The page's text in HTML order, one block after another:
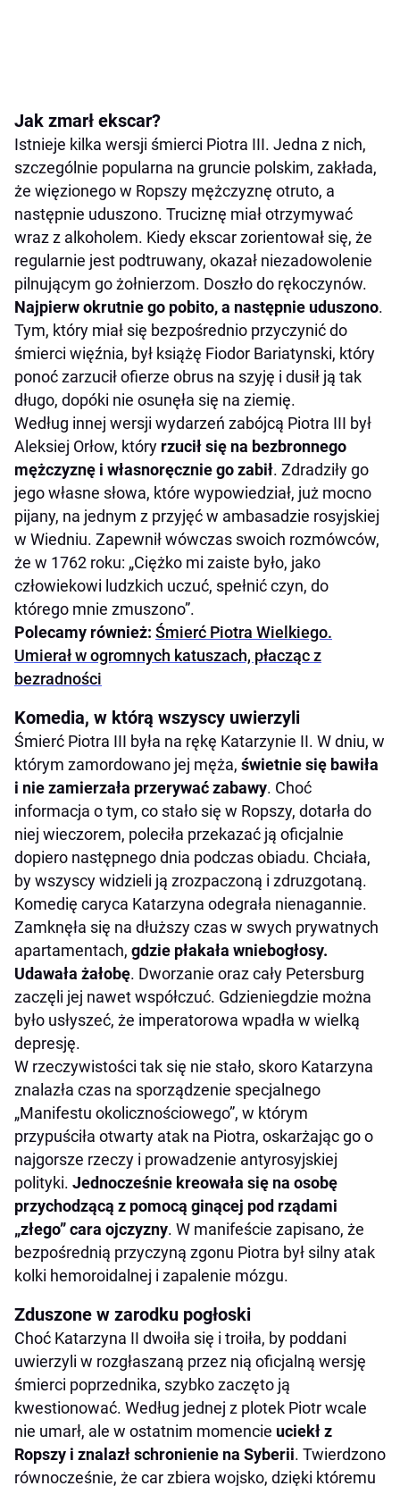
Jak zmarł ekscar?
Istnieje kilka wersji śmierci Piotra III. Jedna z nich,
szczególnie popularna na gruncie polskim, zakłada,
że więzionego w Ropszy mężczyznę otruto, a
następnie uduszono. Truciznę miał otrzymywać
wraz z alkoholem. Kiedy ekscar zorientował się, że
regularnie jest podtruwany, okazał niezadowolenie
pilnującym go żołnierzom. Doszło do rękoczynów.
Najpierw okrutnie go pobito, a następnie uduszono.
Tym, który miał się bezpośrednio przyczynić do
śmierci więźnia, był książę Fiodor Bariatynski, który
ponoć zarzucił ofierze obrus na szyję i dusił ją tak
długo, dopóki nie osunęła się na ziemię.
Według innej wersji wydarzeń zabójcą Piotra III był
Aleksiej Orłow, który rzucił się na bezbronnego
mężczyznę i własnoręcznie go zabił. Zdradziły go
jego własne słowa, które wypowiedział, już mocno
pijany, na jednym z przyjęć w ambasadzie rosyjskiej
w Wiedniu. Zapewnił wówczas swoich rozmówców,
że w 1762 roku: „Ciężko mi zaiste było, jako
człowiekowi ludzkich uczuć, spełnić czyn, do
którego mnie zmuszono”.
Polecamy również: Śmierć Piotra Wielkiego.
Umierał w ogromnych katuszach, płacząc z
bezradności
Komedia, w którą wszyscy uwierzyli
Śmierć Piotra III była na rękę Katarzynie II. W dniu, w
którym zamordowano jej męża, świetnie się bawiła
i nie zamierzała przerywać zabawy. Choć
informacja o tym, co stało się w Ropszy, dotarła do
niej wieczorem, poleciła przekazać ją oficjalnie
dopiero następnego dnia podczas obiadu. Chciała,
by wszyscy widzieli ją zrozpaczoną i zdruzgotaną.
Komedię caryca Katarzyna odegrała nienagannie.
Zamknęła się na dłuższy czas w swych prywatnych
apartamentach, gdzie płakała wniebogłosy.
Udawała żałobę. Dworzanie oraz cały Petersburg
zaczęli jej nawet współczuć. Gdzieniegdzie można
było usłyszeć, że imperatorowa wpadła w wielką
depresję.
W rzeczywistości tak się nie stało, skoro Katarzyna
znalazła czas na sporządzenie specjalnego
„Manifestu okolicznościowego”, w którym
przypuściła otwarty atak na Piotra, oskarżając go o
najgorsze rzeczy i prowadzenie antyrosyjskiej
polityki. Jednocześnie kreowała się na osobę
przychodzącą z pomocą ginącej pod rządami
„złego” cara ojczyzny. W manifeście zapisano, że
bezpośrednią przyczyną zgonu Piotra był silny atak
kolki hemoroidalnej i zapalenie mózgu.
Zduszone w zarodku pogłoski
Choć Katarzyna II dwoiła się i troiła, by poddani
uwierzyli w rozgłaszaną przez nią oficjalną wersję
śmierci poprzednika, szybko zaczęto ją
kwestionować. Według jednej z plotek Piotr wcale
nie umarł, ale w ostatnim momencie uciekł z
Ropszy i znalazł schronienie na Syberii. Twierdzono
równocześnie, że car zbiera wojsko, dzięki któremu